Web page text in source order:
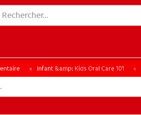
IDÉALES
Infant &amp; Kids Oral Care 101